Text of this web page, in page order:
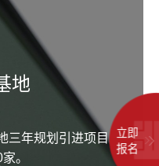
立即
报名
地
三年规划引进项目
。